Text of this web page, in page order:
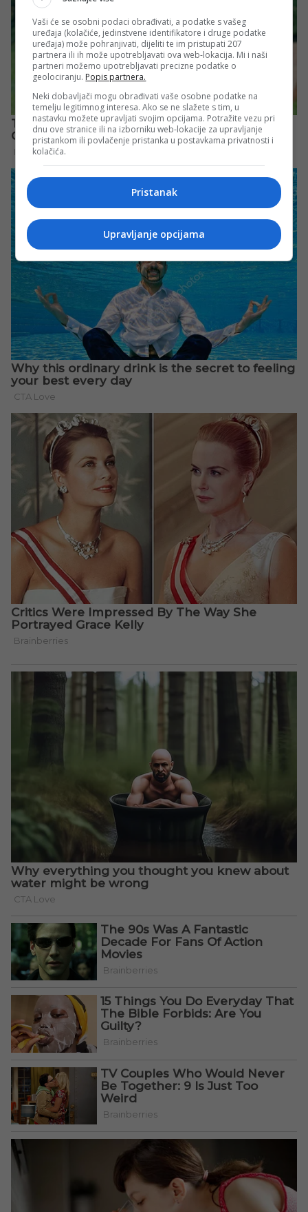
Vaši će se osobni podaci obrađivati, a podatke s vašeg
uređaja (kolačiće, jedinstvene identifikatore i druge podatke
uređaja) može pohranjivati, dijeliti te im pristupati 207
partnera ili ih može upotrebljavati ova web-lokacija. Mi i naši
partneri možemo upotrebljavati precizne podatke o
geolociranju. Popis partnera.
Neki dobavljači mogu obrađivati vaše osobne podatke na
temelju legitimnog interesa. Ako se ne slažete s tim, u
nastavku možete upravljati svojim opcijama. Potražite vezu pri
dnu ove stranice ili na izborniku web-lokacije za upravljanje
pristankom ili povlačenje pristanka u postavkama privatnosti i
kolačića.
Pristanak
Upravljanje opcijama